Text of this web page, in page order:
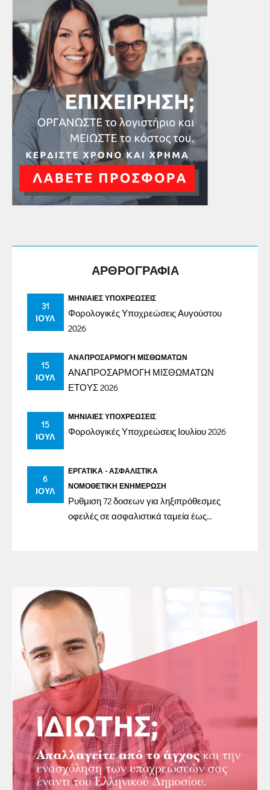
ΑΡΘΡΟΓΡΑΦΙΑ
31
ΙΟΎΛ
ΜΗΝΙΑΊΕΣ ΥΠΟΧΡΕΏΣΕΙΣ
Φορολογικές Υποχρεώσεις Αυγούστου
2026
15
ΙΟΎΛ
ΑΝΑΠΡΟΣΑΡΜΟΓΉ ΜΙΣΘΩΜΆΤΩΝ
ΑΝΑΠΡΟΣΑΡΜΟΓΗ ΜΙΣΘΩΜΑΤΩΝ
ΕΤΟΥΣ 2026
15
ΙΟΎΛ
ΜΗΝΙΑΊΕΣ ΥΠΟΧΡΕΏΣΕΙΣ
Φορολογικές Υποχρεώσεις Ιουλίου 2026
6
ΙΟΎΛ
ΕΡΓΑΤΙΚΆ - ΑΣΦΑΛΙΣΤΙΚΆ
ΝΟΜΟΘΕΤΙΚΉ ΕΝΗΜΈΡΩΣΗ
Ρυθμιση 72 δοσεων για ληξιπρόθεσμες
οφειλές σε ασφαλιστικά ταμεία έως